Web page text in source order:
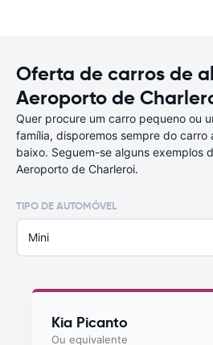
Oferta de carros de
Aeroporto de
Quer procure um carro pequeno ou
família, disporemos sempre do
baixo. Seguem-se alguns exemplos
Aeroporto de Charleroi.
TIPO DE AUTOMÓVEL
Mini
Kia Picanto
Ou equivalente